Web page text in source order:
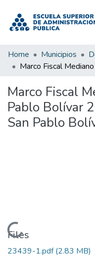
Home Municipios
Marco Fiscal
Pablo Bolívar
San Pablo
Loading...
Files
23439-1.pdf(2.83 MB)